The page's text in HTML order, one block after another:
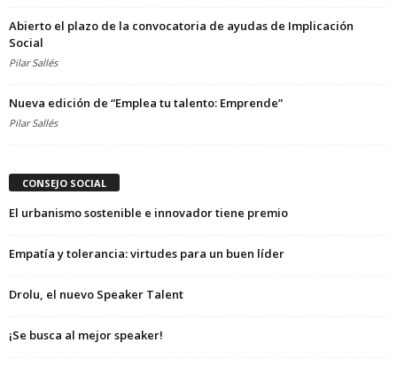
Abierto el plazo de la convocatoria de ayudas de Implicación
Social
Pilar Sallés
Nueva edición de “Emplea tu talento: Emprende”
Pilar Sallés
CONSEJO SOCIAL
El urbanismo sostenible e innovador tiene premio
Empatía y tolerancia: virtudes para un buen líder
Drolu, el nuevo Speaker Talent
¡Se busca al mejor speaker!